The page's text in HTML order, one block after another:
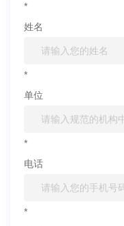
*
姓名
*
单位
*
电话
*